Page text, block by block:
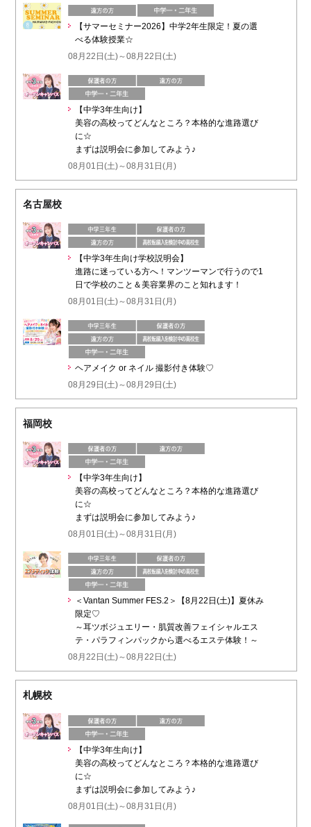
【サマーセミナー2026】中学2年生限定！夏の選
べる体験授業☆
08月22日(土)～08月22日(土)
【中学3年生向け】
美容の高校ってどんなところ？本格的な進路選び
に☆
まずは説明会に参加してみよう♪
08月01日(土)～08月31日(月)
名古屋校
【中学3年生向け学校説明会】
進路に迷っている方へ！マンツーマンで行うので1
日で学校のこと＆美容業界のこと知れます！
08月01日(土)～08月31日(月)
ヘアメイク or ネイル 撮影付き体験♡
08月29日(土)～08月29日(土)
福岡校
【中学3年生向け】
美容の高校ってどんなところ？本格的な進路選び
に☆
まずは説明会に参加してみよう♪
08月01日(土)～08月31日(月)
＜Vantan Summer FES.2＞【8月22日(土)】夏休み
限定♡
～耳ツボジュエリー・肌質改善フェイシャルエス
テ・パラフィンパックから選べるエステ体験！～
08月22日(土)～08月22日(土)
札幌校
【中学3年生向け】
美容の高校ってどんなところ？本格的な進路選び
に☆
まずは説明会に参加してみよう♪
08月01日(土)～08月31日(月)